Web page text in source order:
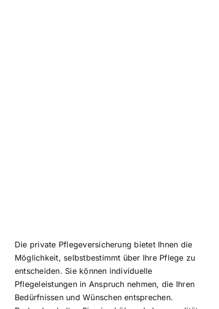
Die private Pflegeversicherung bietet Ihnen die
Möglichkeit, selbstbestimmt über Ihre Pflege zu
entscheiden. Sie können individuelle
Pflegeleistungen in Anspruch nehmen, die Ihren
Bedürfnissen und Wünschen entsprechen.